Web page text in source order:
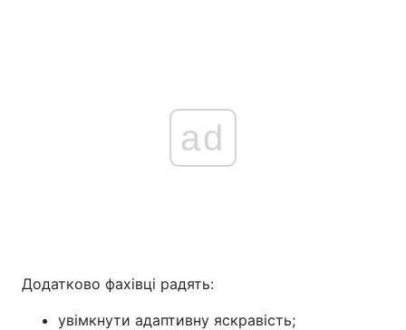
ad
Додатково фахівці радять:
увімкнути адаптивну яскравість;